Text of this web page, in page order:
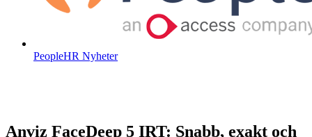
PeopleHR Nyheter
Anviz FaceDeep 5 IRT: Snabb, exakt och